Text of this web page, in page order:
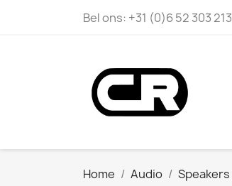
Bel ons: +31 (0)6 52 303 213
Home Audio Speakers